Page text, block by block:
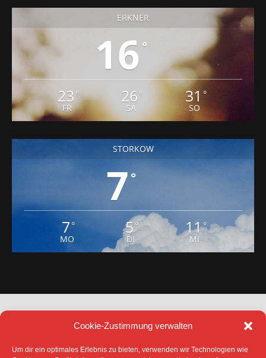
Cookie-Zustimmung verwalten
Um dir ein optimales Erlebnis zu bieten, verwenden wir Technologien wie
ERKNER
16 °
23 °
FR
26 °
SA
31 °
SO
STORKOW
7°
7 °
MO
5°
DI
11°
MI